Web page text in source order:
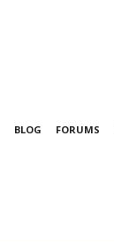
BLOG FORUMS